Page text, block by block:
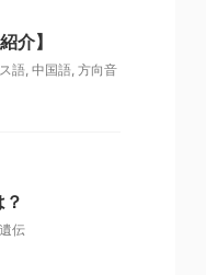
介】
語, 中国語, 方向音
遺伝